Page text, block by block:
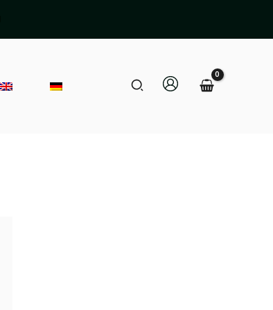
Zoeken